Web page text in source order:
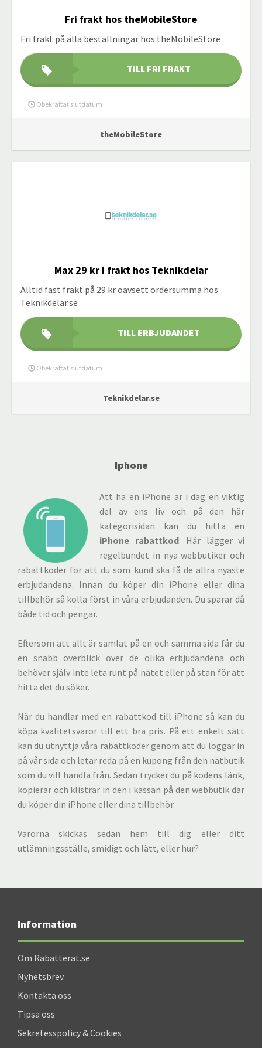
Fri frakt hos theMobileStore
Fri frakt på alla beställningar hos theMobileStore
TILL FRI FRAKT
Obekräftat slutdatum
theMobileStore
Max 29 kr i frakt hos Teknikdelar
Alltid fast frakt på 29 kr oavsett ordersumma hos
Teknikdelar.se
TILL ERBJUDANDET
Obekräftat slutdatum
Teknikdelar.se
Iphone
Att ha en iPhone är i dag en viktig
del av ens liv och på den här
kategorisidan kan du hitta en
iPhone rabattkod. Här lägger vi
regelbundet in nya webbutiker och
rabattkoder för att du som kund ska få de allra nyaste
erbjudandena. Innan du köper din iPhone eller dina
tillbehör så kolla först in våra erbjudanden. Du sparar då
både tid och pengar.
Eftersom att allt är samlat på en och samma sida får du
en snabb överblick över de olika erbjudandena och
behöver själv inte leta runt på nätet eller på stan för att
hitta det du söker.
När du handlar med en rabattkod till iPhone så kan du
köpa kvalitetsvaror till ett bra pris. På ett enkelt sätt
kan du utnyttja våra rabattkoder genom att du loggar in
på vår sida och letar reda på en kupong från den nätbutik
som du vill handla från. Sedan trycker du på kodens länk,
kopierar och klistrar in den i kassan på den webbutik där
du köper din iPhone eller dina tillbehör.
Varorna skickas sedan hem till dig eller ditt
utlämningsställe, smidigt och lätt, eller hur?
Information
Om Rabatterat.se
Nyhetsbrev
Kontakta oss
Tipsa oss
Sekretesspolicy & Cookies